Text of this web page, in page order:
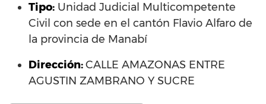
Tipo: Unidad Judicial Multicompetente
Civil con sede en el cantón Flavio Alfaro de
la provincia de Manabí
Dirección:CALLE AMAZONAS ENTRE
AGUSTIN ZAMBRANO Y SUCRE